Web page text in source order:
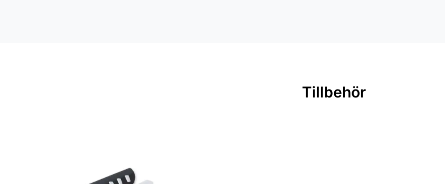
Leverantörens artikelnummer: 4744
Tillbehör